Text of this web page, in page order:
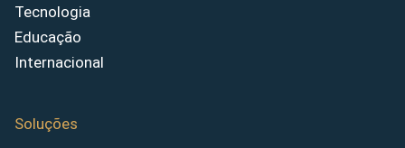
Tecnologia
Educação
Internacional
Soluções